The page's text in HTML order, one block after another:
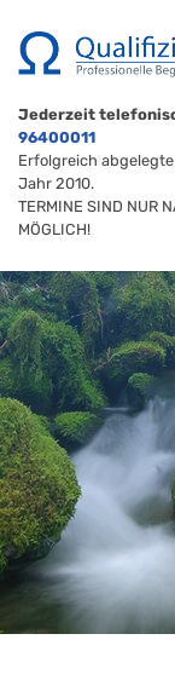
Jederzeit
96400011
Erfolgreich
Jahr 2010.
TERMINE SIND NUR
MÖGLICH!